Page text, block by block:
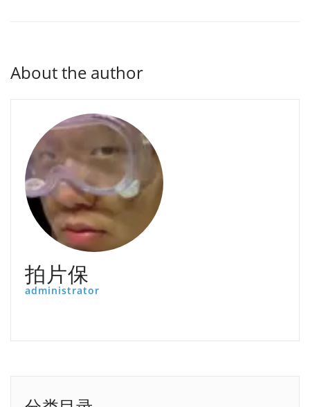
About the author
拍片保
administrator